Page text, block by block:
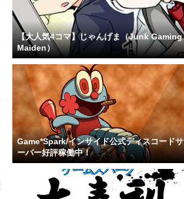
【大人気4コマ】じゃんげま（Junk Gaming
Maiden）
Game*Spark/インサイド公式ディスコードサ
ーバー好評稼働中！